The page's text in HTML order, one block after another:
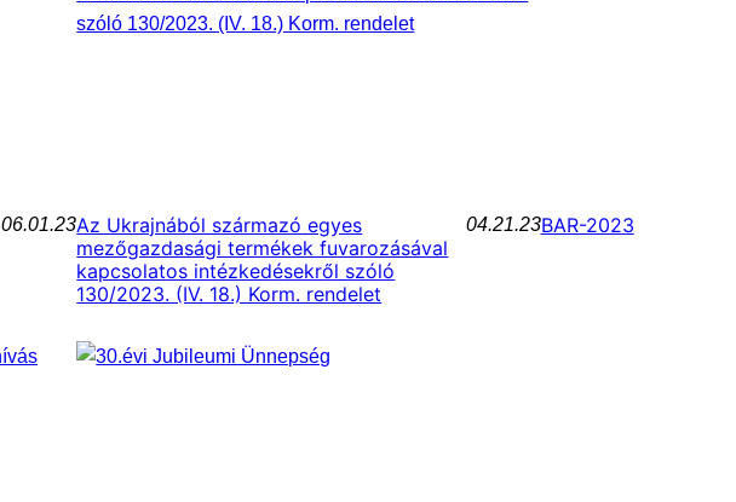
06.01.23Az Ukrajnából származó egyes
mezőgazdasági termékek fuvarozásával
kapcsolatos intézkedésekről szóló
130/2023. (IV. 18.) Korm. rendelet
04.21.23BAR-2023